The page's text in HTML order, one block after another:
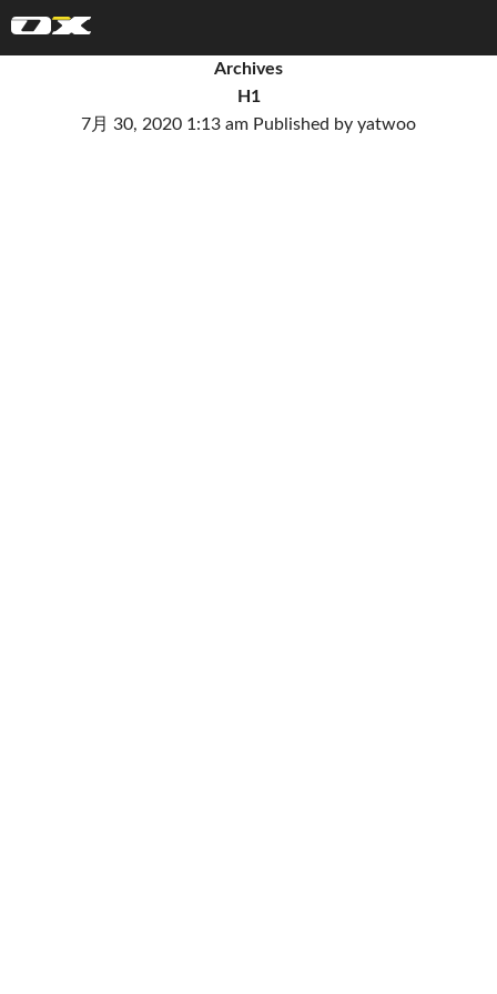
Archives
H1
7月 30, 2020 1:13 am Published by yatwoo